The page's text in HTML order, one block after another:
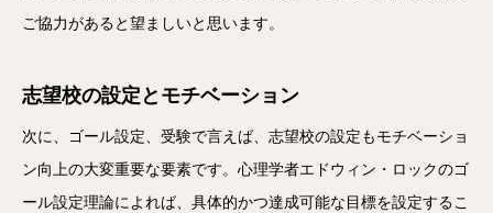
ご協力があると望ましいと思います。
志望校の設定とモチベーション
次に、ゴール設定、受験で言えば、志望校の設定もモチベーショ
ン向上の大変重要な要素です。心理学者エドウィン・ロックのゴ
ール設定理論によれば、具体的かつ達成可能な目標を設定するこ